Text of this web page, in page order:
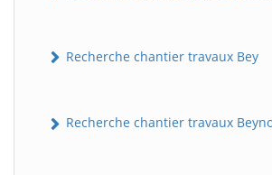
Recherche chantier travaux Bey
Recherche chantier travaux